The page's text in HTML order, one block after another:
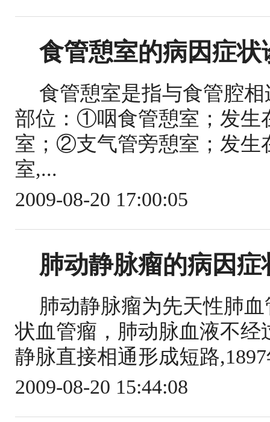
食管憩室的病因症
食管憩室是指与食管腔
部位：①咽食管憩室；发生
室；②支气管旁憩室；发生
室,...
2009-08-20 17:00:05
肺动静脉瘤的病因
肺动静脉瘤为先天性肺
状血管瘤，肺动脉血液不
静脉直接相通形成短路
2009-08-20 15:44:08